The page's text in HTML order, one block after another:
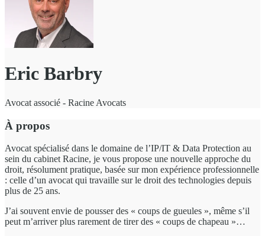
Eric Barbry
Avocat associé - Racine Avocats
À propos
Avocat spécialisé dans le domaine de l’IP/IT & Data Protection au
sein du cabinet Racine, je vous propose une nouvelle approche du
droit, résolument pratique, basée sur mon expérience professionnelle
: celle d’un avocat qui travaille sur le droit des technologies depuis
plus de 25 ans.
J’ai souvent envie de pousser des « coups de gueules », même s’il
peut m’arriver plus rarement de tirer des « coups de chapeau »…